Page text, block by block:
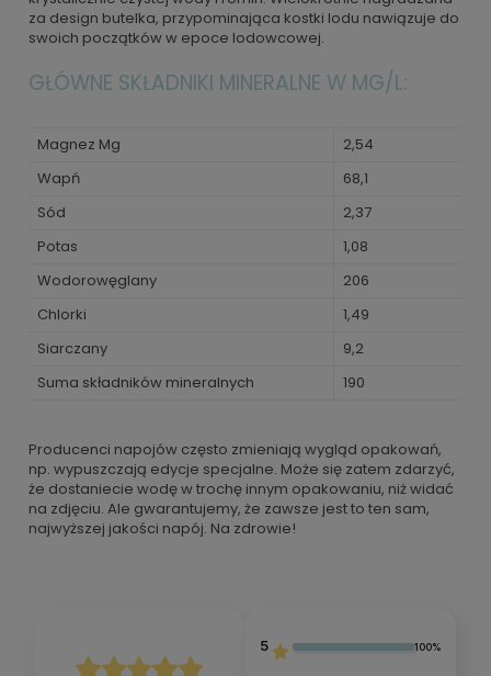
za design butelka, przypominająca kostki lodu nawiązuje do
swoich początków w epoce lodowcowej.
GŁÓWNE SKŁADNIKI MINERALNE W MG/L:
Magnez Mg
2,54
Wapń
68,1
Sód
2,37
Potas
1,08
Wodorowęglany
206
Chlorki
1,49
Siarczany
9,2
Suma składników mineralnych
190
Producenci napojów często zmieniają wygląd opakowań,
np. wypuszczają edycje specjalne. Może się zatem zdarzyć,
że dostaniecie wodę w trochę innym opakowaniu, niż widać
na zdjęciu. Ale gwarantujemy, że zawsze jest to ten sam,
najwyższej jakości napój. Na zdrowie!
5 100%